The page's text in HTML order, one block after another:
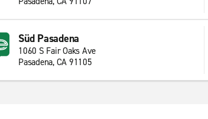
Süd Pasadena
1060 S Fair Oaks Ave
Pasadena, CA 91105